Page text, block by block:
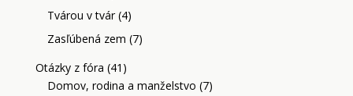
Tvárou v tvár(4)
Zasľúbená zem (7)
Otázky z fóra (41)
Domov, rodina a manželstvo (7)